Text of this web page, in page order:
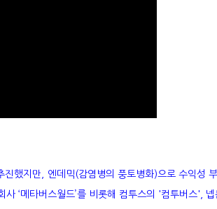
했지만, 엔데믹(감염병의 풍토병화)으로 수익성
‘메타버스월드’를 비롯해 컴투스의 '컴투버스', 넵